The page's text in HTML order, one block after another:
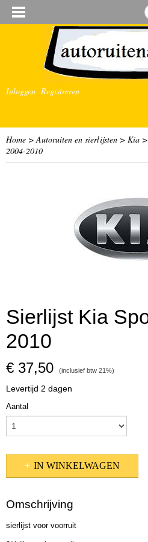
Inloggen Registreren
Home >Autoruiten en sierlijsten > Kia >
2004-2010
Sierlijst Kia
2010
€ 37,50 (inclusief btw 21%)
Levertijd 2 dagen
Aantal
IN WINKELWAGEN
Omschrijving
sierlijst voor voorruit